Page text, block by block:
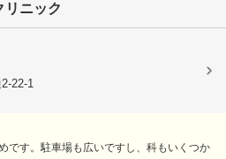
リニック
22-1
です。駐車場も広いですし、科もいくつか